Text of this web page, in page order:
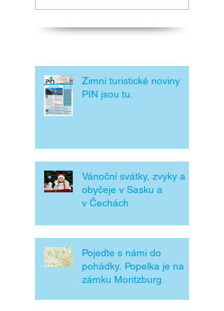
Zimní turistické noviny
PIN jsou tu.
Vánoční svátky, zvyky a
obyčeje v Sasku a
v Čechách
Pojeďte s námi do
pohádky. Popelka je na
zámku Moritzburg